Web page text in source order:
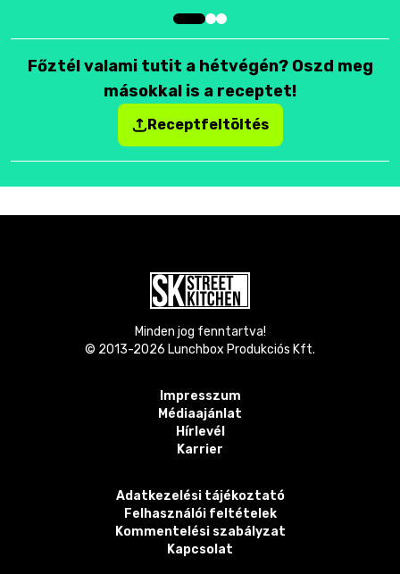
Főztél valami tutit a hétvégén? Oszd meg
másokkal is a receptet!
Receptfeltöltés
Minden jog fenntartva!
© 2013-2026 Lunchbox Produkciós Kft.
Impresszum
Médiaajánlat
Hírlevél
Karrier
Adatkezelési tájékoztató
Felhasználói feltételek
Kommentelési szabályzat
Kapcsolat